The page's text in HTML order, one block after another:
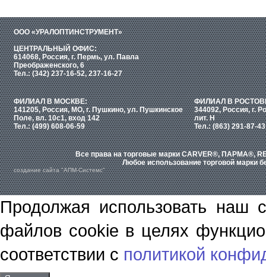
ООО «УРАЛОПТИНСТРУМЕНТ»
ЦЕНТРАЛЬНЫЙ ОФИС:
614068, Россия, г. Пермь, ул. Павла
Преображенского, 6
Тел.: (342) 237-16-52, 237-16-27
ФИЛИАЛ В МОСКВЕ:
141205, Россия, МО, г. Пушкино, ул. Пушкинское
Поле, вл. 10с1, вход 142
Тел.: (499) 608-06-59
ФИЛИАЛ В
344092, Россия, г.
лит. Н
Тел.: (863) 291-87-43
Все права на торговые марки CARVER®, ПАРМА®,
Любое использование торговой марки
создание сайта "АПМ-Системс"
Продолжая использовать наш
файлов cookie в целях
соответствии с политикой